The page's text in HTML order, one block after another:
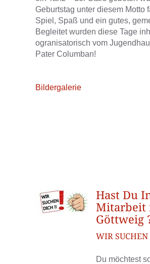
Geburtstag unter diesem Motto
Spiel, Spaß und ein gutes,
Begleitet wurden diese Tage
ogranisatorisch vom
Pater Columban!
Bildergalerie
Hast Du
Mitarbeit
Göttweig
WIR
Du möchtest